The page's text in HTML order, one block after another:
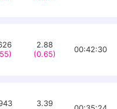
2.88
(0.65)
00:42:30
3.39